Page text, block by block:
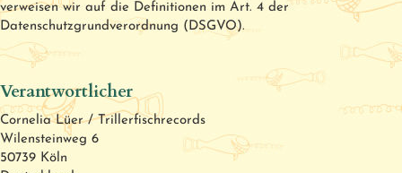
verweisen wir auf die Definitionen im Art. 4 der
Datenschutzgrundverordnung (DSGVO).
Verantwortlicher
Cornelia Lüer / Trillerfischrecords
Wilensteinweg 6
50739 Köln